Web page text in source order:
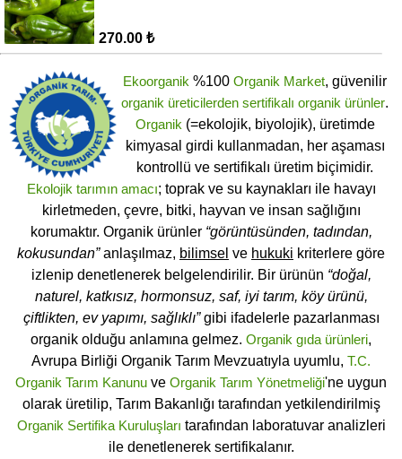
270.00 ₺
Ekoorganik %100 Organik Market, güvenilir
organik üreticilerden sertifikalı organik ürünler.
Organik (=ekolojik, biyolojik), üretimde
kimyasal girdi kullanmadan, her aşaması
kontrollü ve sertifikalı üretim biçimidir.
Ekolojik tarımın amacı; toprak ve su kaynakları ile havayı
kirletmeden, çevre, bitki, hayvan ve insan sağlığını
korumaktır. Organik ürünler “görüntüsünden, tadından,
kokusundan”anlaşılmaz, bilimsel ve hukuki kriterlere göre
izlenip denetlenerek belgelendirilir. Bir ürünün “doğal,
naturel, katkısız, hormonsuz, saf, iyi tarım, köy ürünü,
çiftlikten, ev yapımı, sağlıklı”gibi ifadelerle pazarlanması
organik olduğu anlamına gelmez. Organik gıda ürünleri,
Avrupa Birliği Organik Tarım Mevzuatıyla uyumlu, T.C.
Organik Tarım Kanunu ve Organik Tarım Yönetmeliği'ne uygun
olarak üretilip, Tarım Bakanlığı tarafından yetkilendirilmiş
Organik Sertifika Kuruluşları tarafından laboratuvar analizleri
ile denetlenerek sertifikalanır.